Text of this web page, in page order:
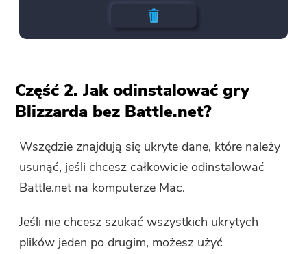
Część 2. Jak odinstalować gry
Blizzarda bez Battle.net?
Wszędzie znajdują się ukryte dane, które należy
usunąć, jeśli chcesz całkowicie odinstalować
Battle.net na komputerze Mac.
Jeśli nie chcesz szukać wszystkich ukrytych
plików jeden po drugim, możesz użyć